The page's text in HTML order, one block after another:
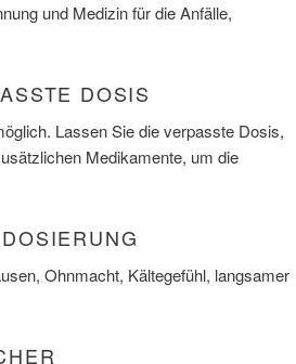
und Medizin für die Anfälle,
DOSIS
Lassen Sie die verpasste Dosis,
Medikamente, um die
Ohnmacht, Kältegefühl, langsamer